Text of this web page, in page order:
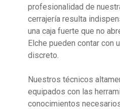
profesionalidad de
cerrajería resulta
una caja fuerte que no
Elche pueden contar con
discreto.
Nuestros técnicos
equipados con las
conocimientos